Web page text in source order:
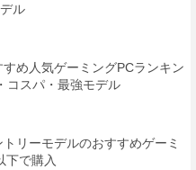
ル
すめ人気ゲーミングPCランキン
コスパ・最強モデル
トリーモデルのおすすめゲーミ
下で購入